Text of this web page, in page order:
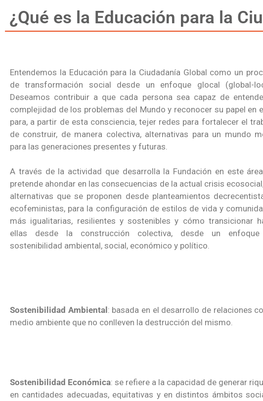
¿Qué es la Educación para la
Entendemos la Educación para la Ciudadanía Global como un
de transformación social desde un enfoque glocal (global-
Deseamos contribuir a que cada persona sea capaz de
complejidad de los problemas del Mundo y reconocer su papel en
para, a partir de esta consciencia, tejer redes para fortalecer el
de construir, de manera colectiva, alternativas para un mundo
para las generaciones presentes y futuras.
A través de la actividad que desarrolla la Fundación en este
pretende ahondar en las consecuencias de la actual crisis
alternativas que se proponen desde planteamientos
ecofeministas, para la configuración de estilos de vida y
más igualitarias, resilientes y sostenibles y cómo transicionar
ellas desde la construcción colectiva, desde un
sostenibilidad ambiental, social, económico y político.
Sostenibilidad Ambiental : basada en el desarrollo de relaciones
medio ambiente que no conlleven la destrucción del mismo.
Sostenibilidad Económica: se refiere a la capacidad de generar
en cantidades adecuadas, equitativas y en distintos ámbitos